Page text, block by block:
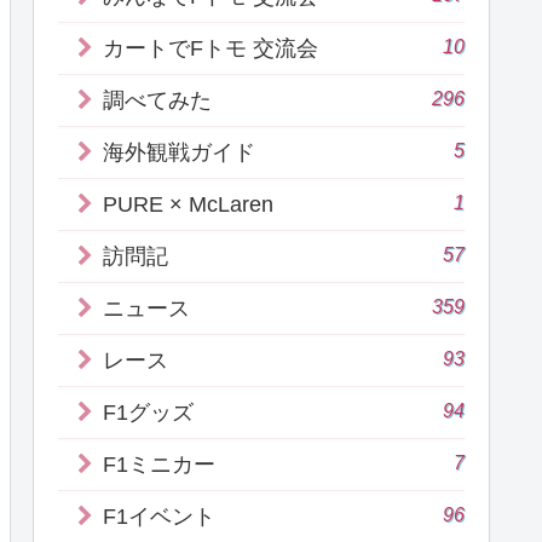
カートでFトモ 交流会 10
調べてみた 296
海外観戦ガイド 5
PURE × McLaren 1
訪問記 57
ニュース 359
レース 93
F1グッズ 94
F1ミニカー 7
F1イベント 96